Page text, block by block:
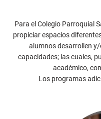
Para el Colegio Parroquial
propiciar espacios
alumnos desarrollen
capacidades; las cuales,
académico,
Los programas